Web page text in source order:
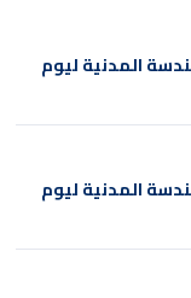
المدنية ليوم
المدنية ليوم